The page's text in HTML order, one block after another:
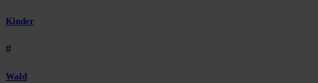
Kinder
#
Wald